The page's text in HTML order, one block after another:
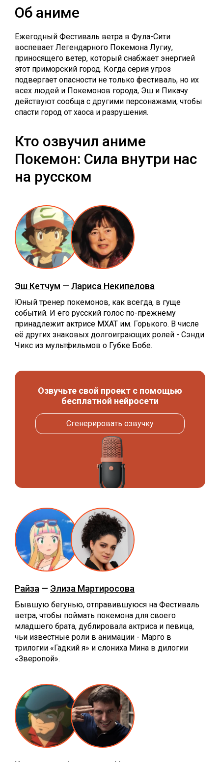
Об аниме
Eжегодный Фестиваль ветра в Фула-Сити
воспевает Легендарного Покемона Лугиу,
приносящего ветер, который снабжает энергией
этот приморский город. Когда серия угроз
подвергает опасности не только фестиваль, но их
всех людей и Покемонов города, Эш и Пикачу
действуют сообща с другими персонажами, чтобы
спасти город от хаоса и разрушения.
Кто озвучил аниме
Покемон: Сила внутри нас
на русском
Эш Кетчум — Лариса Некипелова
Юный тренер покемонов, как всегда, в гуще
событий. И его русский голос по-прежнему
принадлежит актрисе МХАТ им. Горького. В числе
её других знаковых долгоиграющих ролей - Сэнди
Чикс из мультфильмов о Губке Бобе.
Озвучьте свой проект с помощью
бесплатной нейросети
Сгенерировать озвучку
Райза — Элиза Мартиросова
Бывшую бегунью, отправившуюся на Фестиваль
ветра, чтобы поймать покемона для своего
младшего брата, дублировала актриса и певица,
чьи известные роли в анимации - Марго в
трилогии «Гадкий я» и слониха Мина в дилогии
«Зверопой».